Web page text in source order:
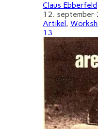
Claus Ebberfeld
12. september
Artikel ,
13